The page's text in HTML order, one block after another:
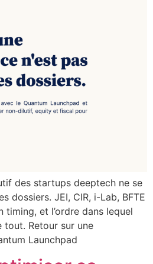
des startups deeptech ne se
dossiers. JEI, CIR, i-Lab, BFTE
et l’ordre dans lequel
tout. Retour sur une
Launchpad